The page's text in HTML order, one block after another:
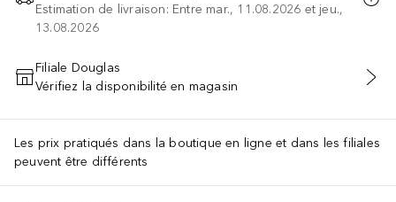
Estimation de livraison: Entre mar., 11.08.2026 et jeu.,
13.08.2026
AJOUTER AU PANIER
Filiale Douglas
Vérifiez la disponibilité en magasin
Les prix pratiqués dans la boutique en ligne et dans les filiales
peuvent être différents